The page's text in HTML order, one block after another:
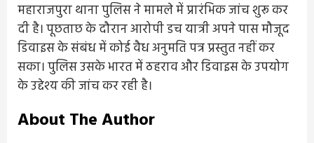
महाराजपुरा थाना पुलिस ने मामले में प्रारंभिक जांच शुरू कर
दी है। पूछताछ के दौरान आरोपी डच यात्री अपने पास मौजूद
डिवाइस के संबंध में कोई वैध अनुमति पत्र प्रस्तुत नहीं कर
सका। पुलिस उसके भारत में ठहराव और डिवाइस के उपयोग
के उद्देश्य की जांच कर रही है।
About The Author